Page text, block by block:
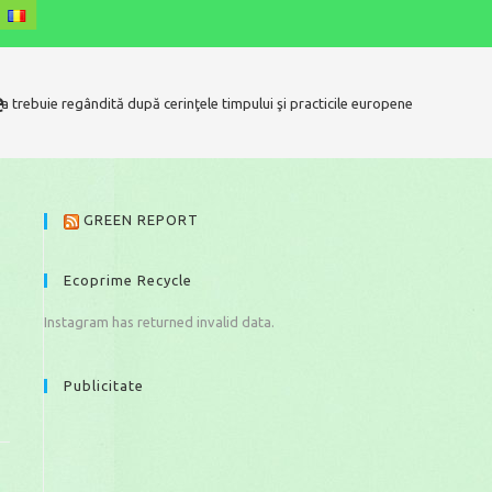
trebuie regândită după cerinţele timpului şi practicile europene
GREEN REPORT
Ecoprime Recycle
Instagram has returned invalid data.
Publicitate